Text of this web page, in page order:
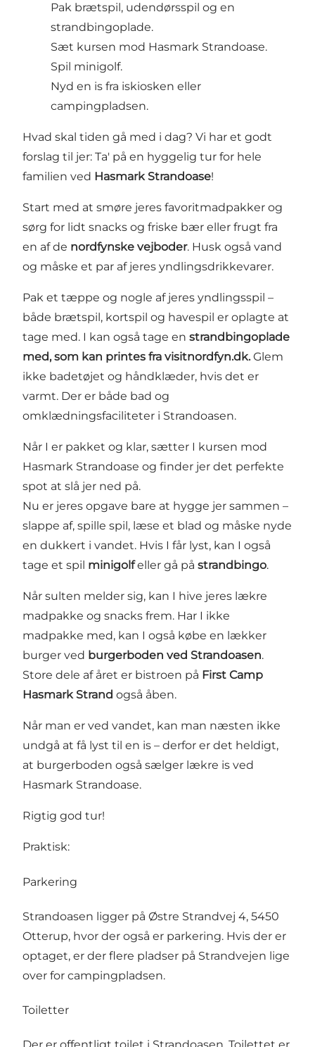
Pak brætspil, udendørsspil og en
strandbingoplade.
Sæt kursen mod Hasmark Strandoase.
Spil minigolf.
Nyd en is fra iskiosken eller
campingpladsen.
Hvad skal tiden gå med i dag? Vi har et godt
forslag til jer: Ta' på en hyggelig tur for hele
familien ved Hasmark Strandoase!
Start med at smøre jeres favoritmadpakker og
sørg for lidt snacks og friske bær eller frugt fra
en af de nordfynske vejboder. Husk også vand
og måske et par af jeres yndlingsdrikkevarer.
Pak et tæppe og nogle af jeres yndlingsspil –
både brætspil, kortspil og havespil er oplagte at
tage med. I kan også tage en strandbingoplade
med, som kan printes fra visitnordfyn.dk. Glem
ikke badetøjet og håndklæder, hvis det er
varmt. Der er både bad og
omklædningsfaciliteter i Strandoasen.
Når I er pakket og klar, sætter I kursen mod
Hasmark Strandoase og finder jer det perfekte
spot at slå jer ned på.
Nu er jeres opgave bare at hygge jer sammen –
slappe af, spille spil, læse et blad og måske nyde
en dukkert i vandet. Hvis I får lyst, kan I også
tage et spil minigolfeller gå på strandbingo.
Når sulten melder sig, kan I hive jeres lækre
madpakke og snacks frem. Har I ikke
madpakke med, kan I også købe en lækker
burger ved burgerboden ved Strandoasen.
Store dele af året er bistroen på First Camp
Hasmark Strand også åben.
Når man er ved vandet, kan man næsten ikke
undgå at få lyst til en is – derfor er det heldigt,
at burgerboden også sælger lækre is ved
Hasmark Strandoase.
Rigtig god tur!
Praktisk:
Parkering
Strandoasen ligger på Østre Strandvej 4, 5450
Otterup, hvor der også er parkering. Hvis der er
optaget, er der flere pladser på Strandvejen lige
over for campingpladsen.
Toiletter